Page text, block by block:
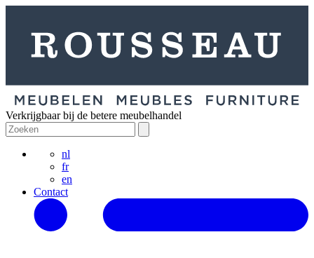
Verkrijgbaar bij de betere meubelhandel
nl
fr
en
Contact